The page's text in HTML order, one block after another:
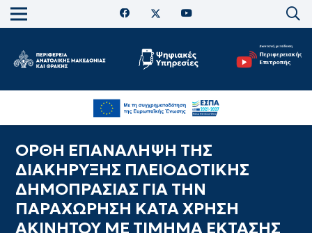
ΟΡΘΗ ΕΠΑΝΑΛΗΨΗ ΤΗΣ
ΔΙΑΚΗΡΥΞΗΣ ΠΛΕΙΟΔΟΤΙΚΗΣ
ΔΗΜΟΠΡΑΣΙΑΣ ΓΙΑ ΤΗΝ
ΠΑΡΑΧΩΡΗΣΗ ΚΑΤΑ ΧΡΗΣΗ
ΑΚΙΝΗΤΟΥ ΜΕ ΤΙΜΗΜΑ ΕΚΤΑΣΗΣ